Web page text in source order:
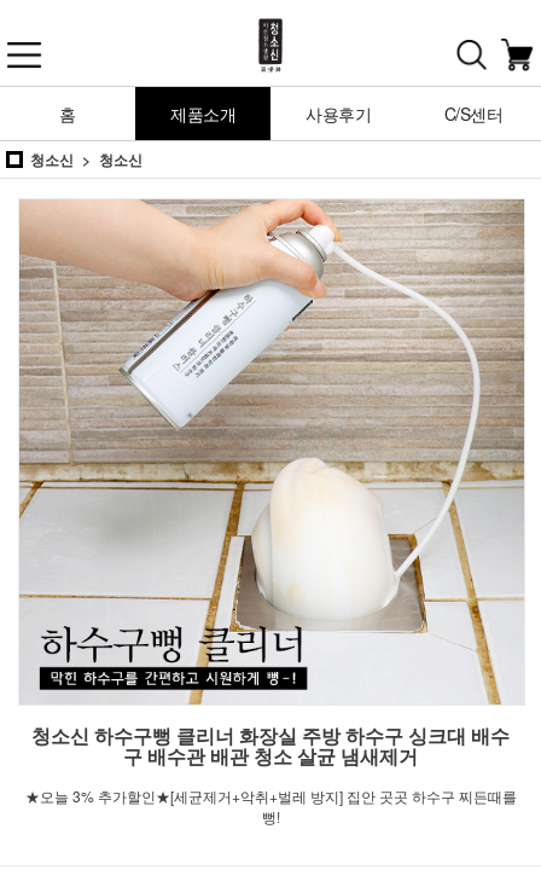
홈 제품소개 사용후기 C/S센터
청소신 청소신
청소신 하수구뻥 클리너 화장실 주방 하수구 싱크대 배수
구 배수관 배관 청소 살균 냄새제거
★오늘 3% 추가할인★[세균제거+악취+벌레 방지] 집안 곳곳 하수구 찌든때를
뻥!